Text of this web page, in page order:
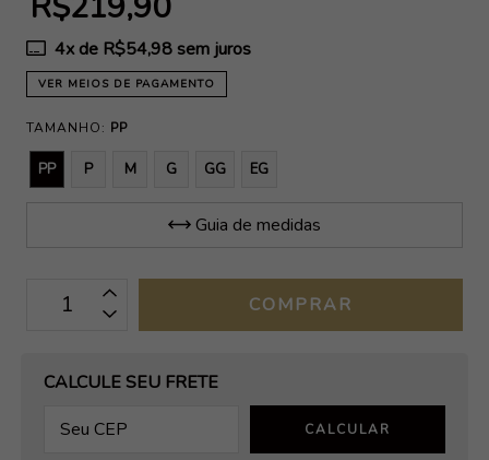
4x de R$54,98 sem juros
VER MEIOS DE PAGAMENTO
TAMANHO: PP
PP P M G GG EG
Guia de medidas
OPÇÕES DE FRETE
CALCULE SEU FRETE
CALCULAR